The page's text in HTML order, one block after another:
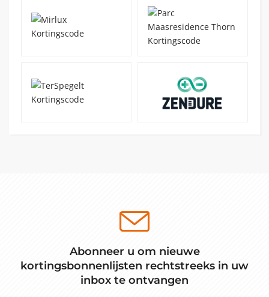
Abonneer u om nieuwe
kortingsbonnenlijsten rechtstreeks in uw
inbox te ontvangen